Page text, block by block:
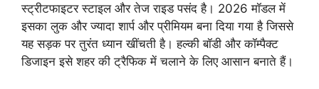
स्ट्रीटफाइटर स्टाइल और तेज राइड पसंद है। 2026 मॉडल में
इसका लुक और ज्यादा शार्प और प्रीमियम बना दिया गया है जिससे
यह सड़क पर तुरंत ध्यान खींचती है। हल्की बॉडी और कॉम्पैक्ट
डिजाइन इसे शहर की ट्रैफिक में चलाने के लिए आसान बनाते हैं।